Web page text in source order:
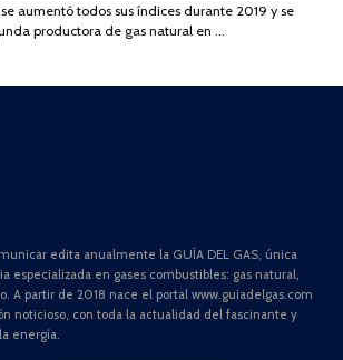
2025
aumentó todos sus índices durante 2019 y se
productora de gas natural en …
edita anualmente la GUÍA DEL GAS, única
especializada en gases combustibles: gas natural,
A partir de 2018 nace el portal www.guiadelgas.com
noticioso, con toda la actualidad del fascinante y
energía.